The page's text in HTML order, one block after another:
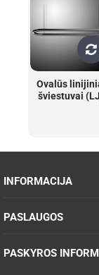
Ovalūs
šviestuvai
INFORMACIJA
PASLAUGOS
PASKYROS